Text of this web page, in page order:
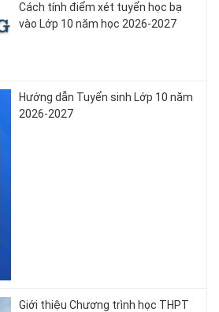
Cách tính điểm xét tuyển học bạ
vào Lớp 10 năm học 2026-2027
Hướng dẫn Tuyển sinh Lớp 10 năm
2026-2027
Giới thiệu Chương trình học THPT